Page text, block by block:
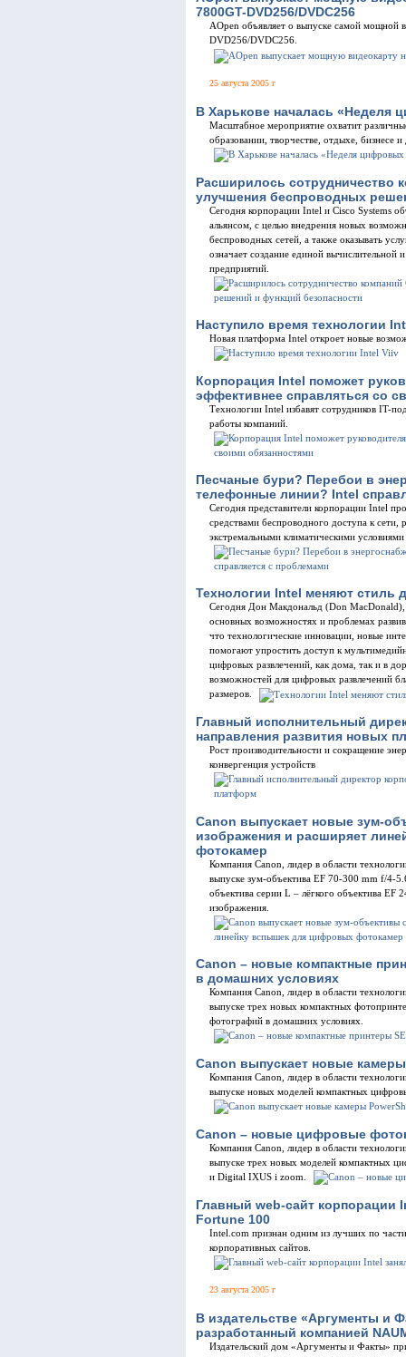
7800GT-DVD256/DVDC256
AOpen объявляет о выпуске самой мощной
DVD256/DVDC256.
25 августа 2005 г
В Харькове началась «Неделя
Масштабное мероприятие охватит
образовании, творчестве, отдыхе, бизнесе
Расширилось сотрудничество
улучшения беспроводных
Сегодня корпорации Intel и Cisco Systems
альянсом, с целью внедрения новых
беспроводных сетей, а также оказывать
означает создание единой вычислительной
предприятий.
Наступило время технологии
Новая платформа Intel откроет новые
Корпорация Intel поможет
эффективнее справляться со
Технологии Intel избавят сотрудников IT-
работы компаний.
Песчаные бури? Перебои в
телефонные линии? Intel
Сегодня представители корпорации Intel
средствами беспроводного доступа к сети,
экстремальными климатическими
Технологии Intel меняют стиль
Сегодня Дон Макдональд (Don MacDonald),
основных возможностях и проблемах
что технологические инновации, новые
помогают упростить доступ к
цифровых развлечений, как дома, так и в
возможностей для цифровых развлечений
размеров.
Главный исполнительный
направления развития новых
Рост производительности и сокращение
конвергенция устройств
Canon выпускает новые зум-
изображения и расширяет
фотокамер
Компания Canon, лидер в области
выпуске зум-объектива EF 70-300 mm f/4-
объектива серии L – лёгкого объектива
изображения.
Canon – новые компактные
в домашних условиях
Компания Canon, лидер в области
выпуске трех новых компактных
фотографий в домашних условиях.
Canon выпускает новые
Компания Canon, лидер в области
выпуске новых моделей компактных
Canon – новые цифровые
Компания Canon, лидер в области
выпуске трех новых моделей компактных
и Digital IXUS i zoom.
Главный web-сайт корпорации
Fortune 100
Intel.com признан одним из лучших по
корпоративных сайтов.
23 августа 2005 г
В издательстве «Аргументы и
разработанный компанией
Издательский дом «Аргументы и Факты»